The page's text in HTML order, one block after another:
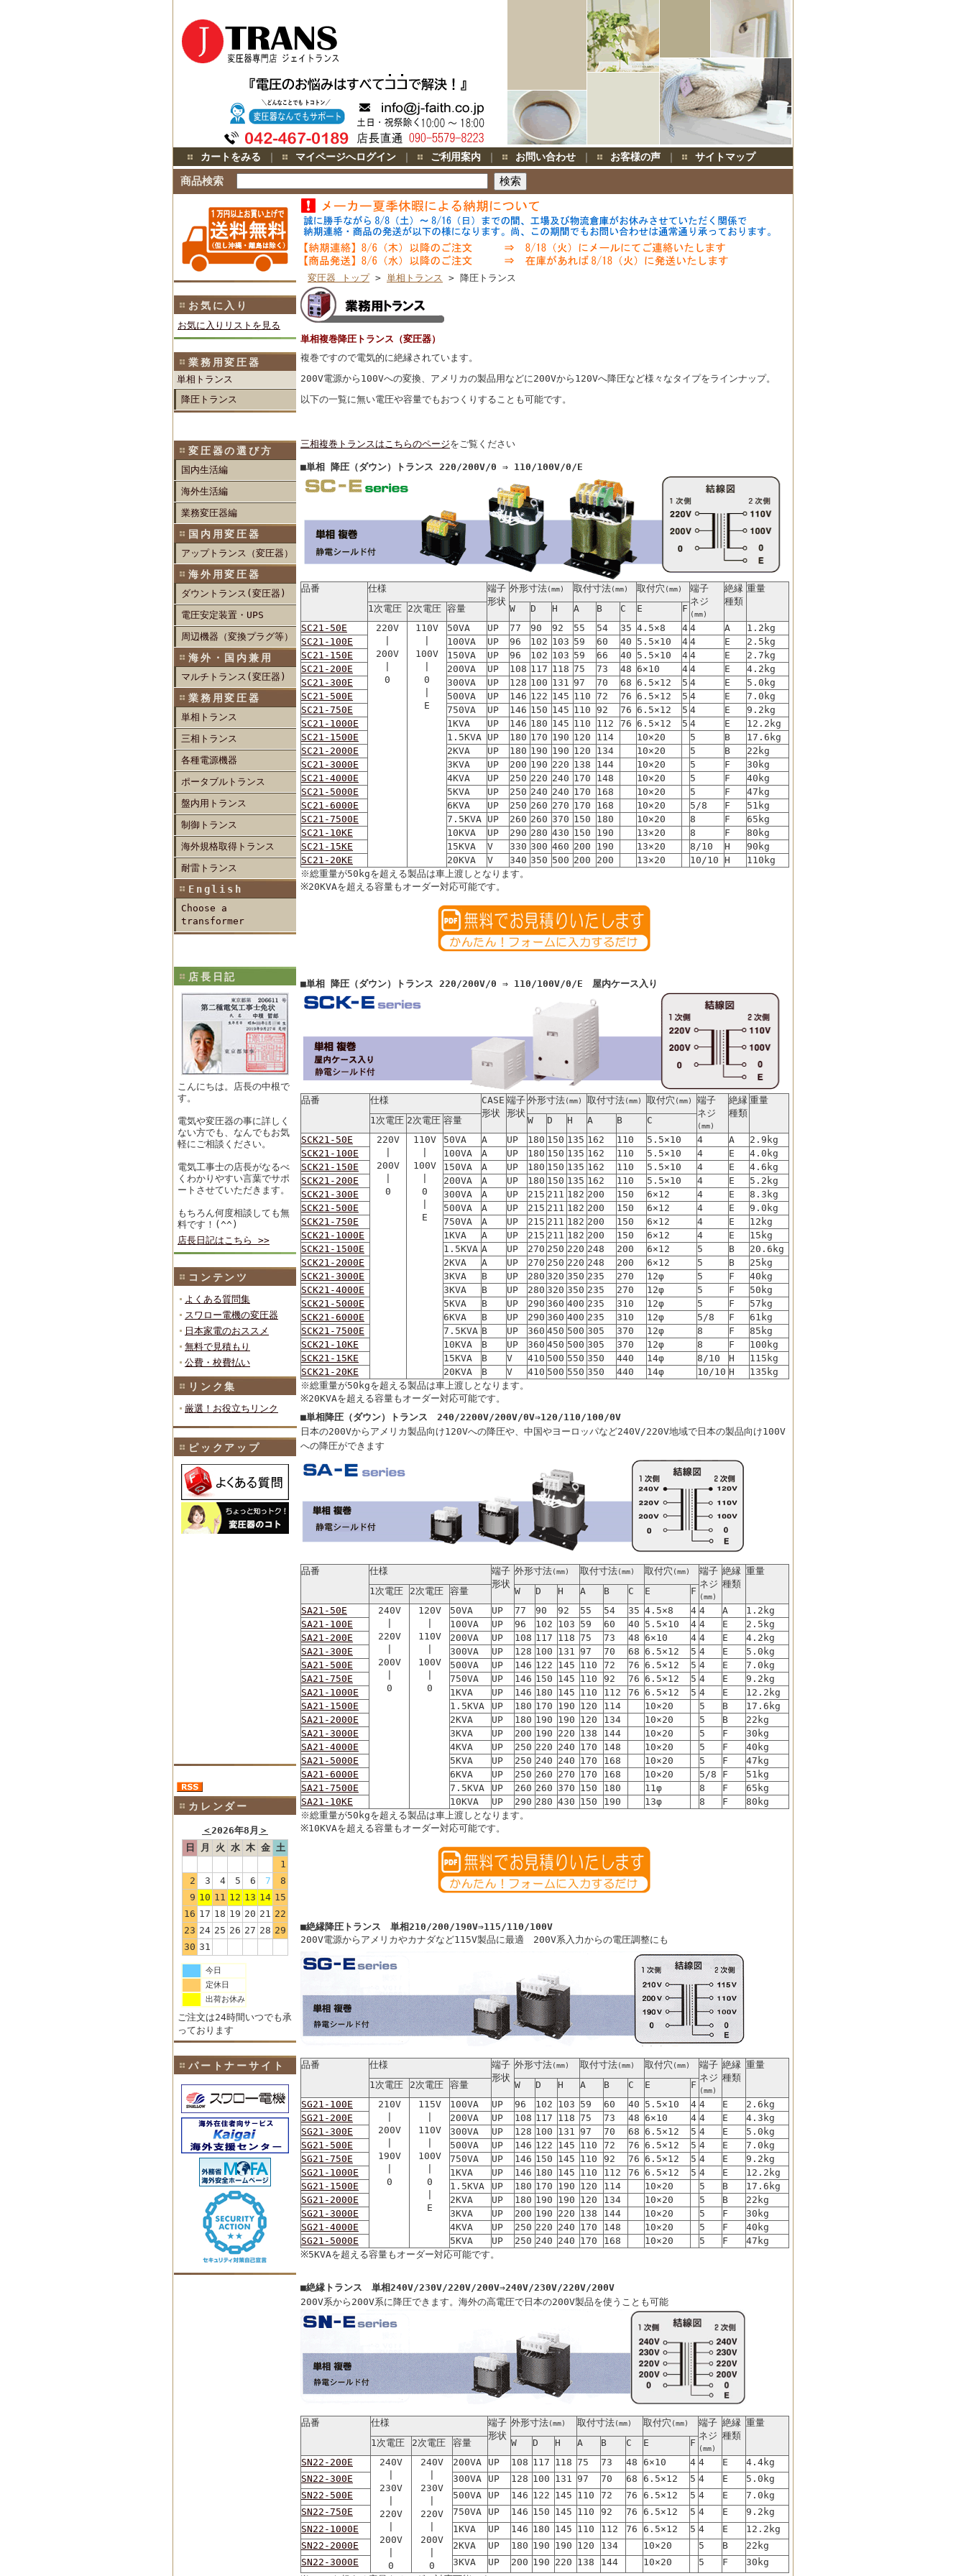
カートをみる ｜ マイページへログイン ｜ ご利用案内 ｜ お問い合わせ ｜ お客様の声 ｜ サイトマップ
商品検索
お気に入り
お気に入りリストを見る
業務用変圧器
単相トランス
降圧トランス
変圧器の選び方
国内生活編
海外生活編
業務変圧器編
国内用変圧器
アップトランス（変圧器）
海外用変圧器
ダウントランス(変圧器)
電圧安定装置・UPS
周辺機器（変換プラグ等）
海外・国内兼用
マルチトランス(変圧器)
業務用変圧器
単相トランス
三相トランス
各種電源機器
ポータブルトランス
盤内用トランス
制御トランス
海外規格取得トランス
耐雷トランス
English
Choose a
transformer
店長日記
こんにちは。店長の中根で
す。
電気や変圧器の事に詳しく
ない方でも、なんでもお気
軽にご相談ください。
電気工事士の店長がなるべ
くわかりやすい言葉でサポ
ートさせていただきます。
もちろん何度相談しても無
料です！(^^)
店長日記はこちら >>
コンテンツ
よくある質問集
スワロー電機の変圧器
日本家電のおススメ
無料で見積もり
公費・校費払い
リンク集
厳選！お役立ちリンク
ピックアップ
カレンダー
＜ 2026年8月 ＞
日
月 火 水 木 金
土
1
2
3 4 5 6 7
8
9 10 11 12 13 14 15
16 17 18 19 20 21 22
23 24 25 26 27 28 29
30 31
今日
定休日
出荷お休み
ご注文は24時間いつでも承
っております
パートナーサイト
変圧器 トップ> 単相トランス > 降圧トランス
単相複巻降圧トランス（変圧器）
複巻ですので電気的に絶縁されています。
200V電源から100Vへの変換、アメリカの製品用などに200Vから120Vへ降圧など様々なタイプをラインナップ。
以下の一覧に無い電圧や容量でもおつくりすることも可能です。
三相複巻トランスはこちらのページをご覧ください
■単相 降圧（ダウン）トランス 220/200V/0 ⇒ 110/100V/0/E
品番 仕様
端子
形状
外形寸法(mm) 取付寸法(mm) 取付穴 (mm)
端子
ネジ
(mm)
絶縁
種類
重量
1次電圧 2次電圧 容量 W D H A B C E
F
SC21-50E
220V
200V
0
110V
100V
0
E
50VA UP 77 90 92 55 54 35 4.5×8 4 4 A
1.2kg
SC21-100E
100VA UP 96 102 103 59 60 40 5.5×10 4 4 E
2.5kg
SC21-150E
150VA UP 96 102 103 59 66 40 5.5×10 4 4 E
2.7kg
SC21-200E
200VA UP 108 117 118 75 73 48 6×10 4 4 E
4.2kg
SC21-300E
300VA UP 128 100 131 97 70 68 6.5×12 5 4 E
5.0kg
SC21-500E
500VA UP 146 122 145 110 72 76 6.5×12 5 4 E
7.0kg
SC21-750E
750VA UP 146 150 145 110 92 76 6.5×12 5 4 E
9.2kg
SC21-1000E
1KVA UP 146 180 145 110 112 76 6.5×12 5 4 E
12.2kg
SC21-1500E
1.5KVA UP 180 170 190 120 114 10×20 5 B
17.6kg
SC21-2000E
2KVA UP 180 190 190 120 134 10×20 5 B
22kg
SC21-3000E
3KVA UP 200 190 220 138 144 10×20 5 F
30kg
SC21-4000E
4KVA UP 250 220 240 170 148 10×20 5 F
40kg
SC21-5000E
5KVA UP 250 240 240 170 168 10×20 5 F
47kg
SC21-6000E
6KVA UP 250 260 270 170 168 10×20 5/8 F
51kg
SC21-7500E
7.5KVA UP 260 260 370 150 180 10×20 8 F
65kg
SC21-10KE
10KVA UP 290 280 430 150 190 13×20 8 F
80kg
SC21-15KE
15KVA V 330 300 460 200 190 13×20 8/10 H
90kg
SC21-20KE
20KVA V 340 350 500 200 200 13×20 10/10 H
110kg
※総重量が50kgを超える製品は車上渡しとなります。
※20KVAを超える容量もオーダー対応可能です。
■単相 降圧（ダウン）トランス 220/200V/0 ⇒ 110/100V/0/E 屋内ケース入り
品番 仕様
CASE
形状
端子
形状
外形寸法(mm) 取付寸法(mm) 取付穴 (mm)
端子
ネジ
(mm)
絶縁
種類
重量
1次電圧 2次電圧 容量 W D H A B
C
SCK21-50E
220V
200V
0
110V
100V
0
E
50VA A UP 180 150 135 162 110 5.5×10 4 A
2.9kg
SCK21-100E
100VA A UP 180 150 135 162 110 5.5×10 4 E
4.0kg
SCK21-150E
150VA A UP 180 150 135 162 110 5.5×10 4 E
4.6kg
SCK21-200E
200VA A UP 180 150 135 162 110 5.5×10 4 E
5.2kg
SCK21-300E
300VA A UP 215 211 182 200 150 6×12 4 E
8.3kg
SCK21-500E
500VA A UP 215 211 182 200 150 6×12 4 E
9.0kg
SCK21-750E
750VA A UP 215 211 182 200 150 6×12 4 E
12kg
SCK21-1000E
1KVA A UP 215 211 182 200 150 6×12 4 E
15kg
SCK21-1500E
1.5KVA A UP 270 250 220 248 200 6×12 5 B
20.6kg
SCK21-2000E
2KVA A UP 270 250 220 248 200 6×12 5 B
25kg
SCK21-3000E
3KVA B UP 280 320 350 235 270 12φ 5 F
40kg
SCK21-4000E
3KVA B UP 280 320 350 235 270 12φ 5 F
50kg
SCK21-5000E
5KVA B UP 290 360 400 235 310 12φ 5 F
57kg
SCK21-6000E
6KVA B UP 290 360 400 235 310 12φ 5/8 F
61kg
SCK21-7500E
7.5KVA B UP 360 450 500 305 370 12φ 8 F
85kg
SCK21-10KE
10KVA B UP 360 450 500 305 370 12φ 8 F
100kg
SCK21-15KE
15KVA B V 410 500 550 350 440 14φ 8/10 H
115kg
SCK21-20KE
20KVA B V 410 500 550 350 440 14φ 10/10 H
135kg
※総重量が50kgを超える製品は車上渡しとなります。
※20KVAを超える容量もオーダー対応可能です。
■単相降圧（ダウン）トランス 240/2200V/200V/0V⇒120/110/100/0V
日本の200Vからアメリカ製品向け120Vへの降圧や、中国やヨーロッパなど240V/220V地域で日本の製品向け100V
への降圧ができます
品番 仕様
端子
形状
外形寸法(mm) 取付寸法(mm) 取付穴 (mm)
端子
ネジ
(mm)
絶縁
種類
重量
1次電圧
2次電圧 容量 W D H A B C E
F
SA21-50E
240V
220V
200V
0
120V
110V
100V
0
50VA UP 77 90 92 55 54 35 4.5×8 4 4 A
1.2kg
SA21-100E
100VA UP 96 102 103 59 60 40 5.5×10 4 4 E
2.5kg
SA21-200E
200VA UP 108 117 118 75 73 48 6×10 4 4 E
4.2kg
SA21-300E
300VA UP 128 100 131 97 70 68 6.5×12 5 4 E
5.0kg
SA21-500E
500VA UP 146 122 145 110 72 76 6.5×12 5 4 E
7.0kg
SA21-750E
750VA UP 146 150 145 110 92 76 6.5×12 5 4 E
9.2kg
SA21-1000E
1KVA UP 146 180 145 110 112 76 6.5×12 5 4 E
12.2kg
SA21-1500E
1.5KVA UP 180 170 190 120 114 10×20 5 B
17.6kg
SA21-2000E
2KVA UP 180 190 190 120 134 10×20 5 B
22kg
SA21-3000E
3KVA UP 200 190 220 138 144 10×20 5 F
30kg
SA21-4000E
4KVA UP 250 220 240 170 148 10×20 5 F
40kg
SA21-5000E
5KVA UP 250 240 240 170 168 10×20 5 F
47kg
SA21-6000E
6KVA UP 250 260 270 170 168 10×20 5/8 F
51kg
SA21-7500E
7.5KVA UP 260 260 370 150 180 11φ 8 F
65kg
SA21-10KE
10KVA UP 290 280 430 150 190 13φ 8 F
80kg
※総重量が50kgを超える製品は車上渡しとなります。
※10KVAを超える容量もオーダー対応可能です。
■絶縁降圧トランス 単相210/200/190V⇒115/110/100V
200V電源からアメリカやカナダなど115V製品に最適 200V系入力からの電圧調整にも
品番 仕様
端子
形状
外形寸法(mm) 取付寸法(mm) 取付穴 (mm)
端子
ネジ
(mm)
絶縁
種類
重量
1次電圧
2次電圧 容量 W D H A B C E
F
SG21-100E
210V
200V
190V
0
115V
110V
100V
0
E
100VA UP 96 102 103 59 60 40 5.5×10 4 4 E
2.6kg
SG21-200E
200VA UP 108 117 118 75 73 48 6×10 4 4 E
4.3kg
SG21-300E
300VA UP 128 100 131 97 70 68 6.5×12 5 4 E
5.0kg
SG21-500E
500VA UP 146 122 145 110 72 76 6.5×12 5 4 E
7.0kg
SG21-750E
750VA UP 146 150 145 110 92 76 6.5×12 5 4 E
9.2kg
SG21-1000E
1KVA UP 146 180 145 110 112 76 6.5×12 5 4 E
12.2kg
SG21-1500E
1.5KVA UP 180 170 190 120 114 10×20 5 B
17.6kg
SG21-2000E
2KVA UP 180 190 190 120 134 10×20 5 B
22kg
SG21-3000E
3KVA UP 200 190 220 138 144 10×20 5 F
30kg
SG21-4000E
4KVA UP 250 220 240 170 148 10×20 5 F
40kg
SG21-5000E
5KVA UP 250 240 240 170 168 10×20 5 F
47kg
※5KVAを超える容量もオーダー対応可能です。
■絶縁トランス 単相240V/230V/220V/200V⇒240V/230V/220V/200V
200V系から200V系に降圧できます。海外の高電圧で日本の200V製品を使うことも可能
品番 仕様
端子
形状
外形寸法(mm) 取付寸法(mm) 取付穴 (mm)
端子
ネジ
(mm)
絶縁
種類
重量
1次電圧
2次電圧 容量 W D H A B C E
F
SN22-200E
240V
230V
220V
200V
0
240V
230V
220V
200V
0
200VA UP 108 117 118 75 73 48 6×10 4 4 E
4.4kg
SN22-300E
300VA UP 128 100 131 97 70 68 6.5×12 5 4 E
5.0kg
SN22-500E
500VA UP 146 122 145 110 72 76 6.5×12 5 4 E
7.0kg
SN22-750E
750VA UP 146 150 145 110 92 76 6.5×12 5 4 E
9.2kg
SN22-1000E
1KVA UP 146 180 145 110 112 76 6.5×12 5 4 E
12.2kg
SN22-2000E
2KVA UP 180 190 190 120 134 10×20 5 B
22kg
SN22-3000E
3KVA UP 200 190 220 138 144 10×20 5 F
30kg